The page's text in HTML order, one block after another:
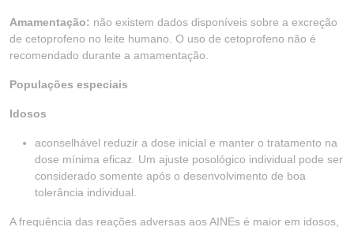
Amamentação: não existem dados disponíveis sobre a excreção
de cetoprofeno no leite humano. O uso de cetoprofeno não é
recomendado durante a amamentação.
Populações especiais
Idosos
aconselhável reduzir a dose inicial e manter o tratamento na
dose mínima eficaz. Um ajuste posológico individual pode ser
considerado somente após o desenvolvimento de boa
tolerância individual.
A frequência das reações adversas aos AINEs é maior em idosos,